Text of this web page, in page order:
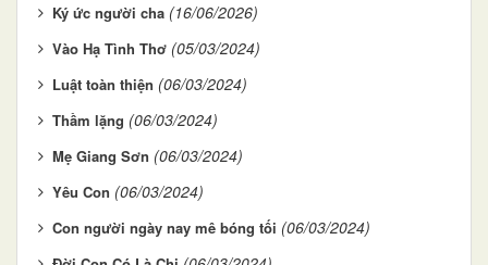
Ký ức người cha (16/06/2026)
Vào Hạ Tình Thơ (05/03/2024)
Luật toàn thiện (06/03/2024)
Thầm lặng (06/03/2024)
Mẹ Giang Sơn (06/03/2024)
Yêu Con (06/03/2024)
Con người ngày nay mê bóng tối (06/03/2024)